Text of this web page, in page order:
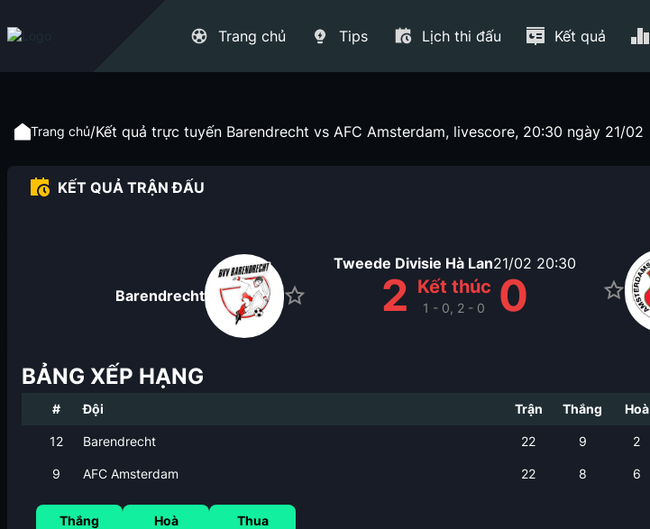
Trang chủ Tips Lịch thi đấu Kết quả
Trang chủ/Kết quả trực tuyến Barendrecht vs AFC Amsterdam, livescore, 20:30 ngày 21/02
KẾT QUẢ TRẬN ĐẤU
Tweede Divisie Hà Lan21/02 20:30
Barendrecht
2 Kết thúc
1 - 0, 2 - 0 0
BẢNG XẾP HẠNG
# Đội Trận Thắng Hoà
12 Barendrecht 22 9 2
9 AFC Amsterdam 22 8 6
Thắng Hoà Thua